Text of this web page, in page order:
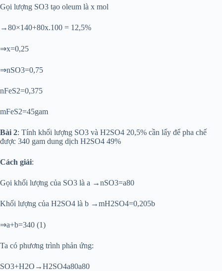
Gọi lượng SO3 tạo oleum là x mol
→80×140+80x.100 = 12,5%
⇒x=0,25
⇒nSO3=0,75
nFeS2=0,375
mFeS2=45gam
Bài 2: Tính khối lượng SO3 và H2SO4 20,5% cần lấy để pha chế
được 340 gam dung dịch H2SO4 49%
Cách giải:
Gọi khối lượng của SO3 là a →nSO3=a80
Khối lượng của H2SO4 là b →mH2SO4=0,205b
⇒a+b=340 (1)
Ta có phương trình phản ứng:
SO3+H2O→H2SO4a80a80